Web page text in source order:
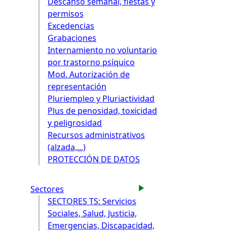
permisos
Excedencias
Grabaciones
Internamiento no voluntario
por trastorno psíquico
Mod. Autorización de
representación
Pluriempleo y Pluriactividad
Plus de penosidad, toxicidad
y peligrosidad
Recursos administrativos
(alzada,...)
PROTECCIÓN DE DATOS
Sectores
SECTORES TS: Servicios
Sociales, Salud, Justicia,
Emergencias, Discapacidad,